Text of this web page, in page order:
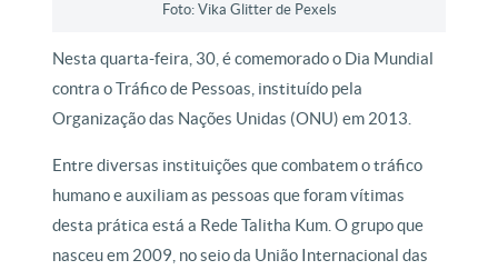
Foto: Vika Glitter de Pexels
Nesta quarta-feira, 30, é comemorado o Dia Mundial
contra o Tráfico de Pessoas, instituído pela
Organização das Nações Unidas (ONU) em 2013.
Entre diversas instituições que combatem o tráfico
humano e auxiliam as pessoas que foram vítimas
desta prática está a Rede Talitha Kum. O grupo que
nasceu em 2009, no seio da União Internacional das